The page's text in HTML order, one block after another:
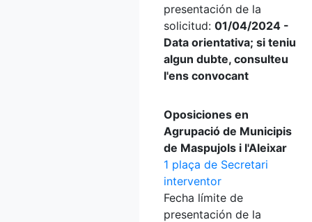
presentación de la
solicitud: 01/04/2024 -
Data orientativa; si teniu
algun dubte, consulteu
l'ens convocant
Oposiciones en
Agrupació de Municipis
de Maspujols i l'Aleixar
1 plaça de Secretari
interventor
Fecha límite de
presentación de la